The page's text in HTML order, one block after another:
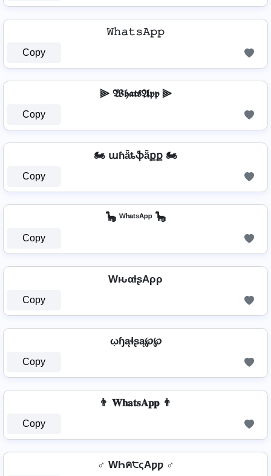
𝚆𝚑𝚊𝚝𝚜𝙰𝚙𝚙
Copy
⫸ 𝖂𝖍𝖆𝖙𝖘𝕬𝖕𝖕 ⫸
Copy
🏍️ աɦǟȶֆǟքք 🏍️
Copy
🦕 ᵂʰᵃᵗˢᴬᵖᵖ 🦕
Copy
WԋαƚʂAρρ
Copy
ῳɧąɬʂą℘℘
Copy
👨 𝐖𝐡𝐚𝐭𝐬𝐀𝐩𝐩 👨
Copy
♂️ WҺค੮ςAƿƿ ♂️